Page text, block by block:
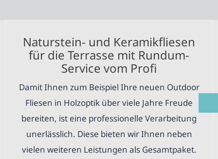
Naturstein- und Keramikfliesen
für die Terrasse mit Rundum-
Service vom Profi
Damit Ihnen zum Beispiel Ihre neuen Outdoor
Fliesen in Holzoptik über viele Jahre Freude
bereiten, ist eine professionelle Verarbeitung
unerlässlich. Diese bieten wir Ihnen neben
vielen weiteren Leistungen als Gesamtpaket.